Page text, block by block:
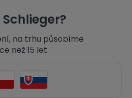
Schlieger?
na trhu působíme
než 15 let